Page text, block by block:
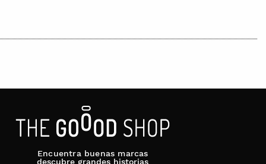
Encuentra buenas marcas
descubre grandes historias